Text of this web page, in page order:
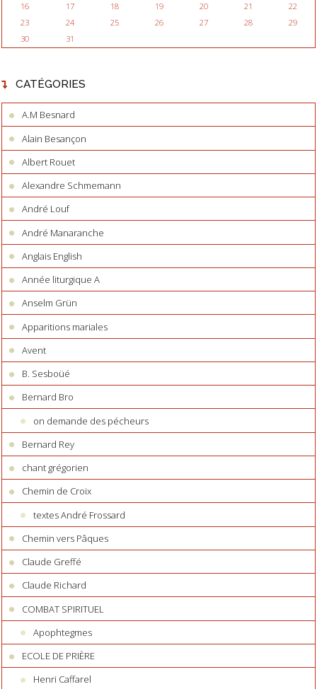
16
17 18 19 20 21
22
23
24 25 26 27 28
29
30
31
CATÉGORIES
A.M Besnard
Alain Besançon
Albert Rouet
Alexandre Schmemann
André Louf
André Manaranche
Anglais English
Année liturgique A
Anselm Grün
Apparitions mariales
Avent
B. Sesboüé
Bernard Bro
on demande des pécheurs
Bernard Rey
chant grégorien
Chemin de Croix
textes André Frossard
Chemin vers Pâques
Claude Greffé
Claude Richard
COMBAT SPIRITUEL
Apophtegmes
ECOLE DE PRIÈRE
Henri Caffarel